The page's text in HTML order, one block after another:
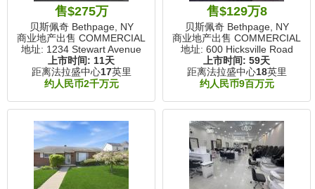
售$275万
贝斯佩奇 Bethpage, NY
商业地产出售 COMMERCIAL
地址: 1234 Stewart Avenue
上市时间: 11天
距离法拉盛中心17英里
约人民币2千万元
售$129万8
贝斯佩奇 Bethpage, NY
商业地产出售 COMMERCIAL
地址: 600 Hicksville Road
上市时间: 59天
距离法拉盛中心18英里
约人民币9百万元